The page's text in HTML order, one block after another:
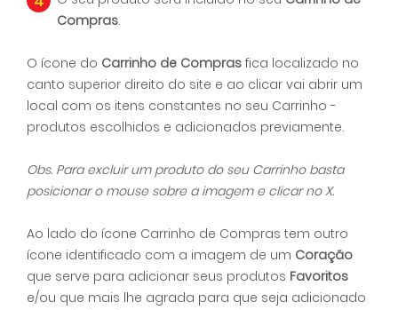
Compras.
O ícone do Carrinho de Compras fica localizado no
canto superior direito do site e ao clicar vai abrir um
local com os itens constantes no seu Carrinho -
produtos escolhidos e adicionados previamente.
Obs. Para excluir um produto do seu Carrinho basta
posicionar o mouse sobre a imagem e clicar no X.
Ao lado do ícone Carrinho de Compras tem outro
ícone identificado com a imagem de um Coração
que serve para adicionar seus produtos Favoritos
e/ou que mais lhe agrada para que seja adicionado